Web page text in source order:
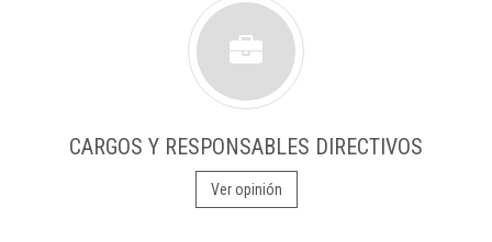
CARGOS Y RESPONSABLES DIRECTIVOS
Ver opinión